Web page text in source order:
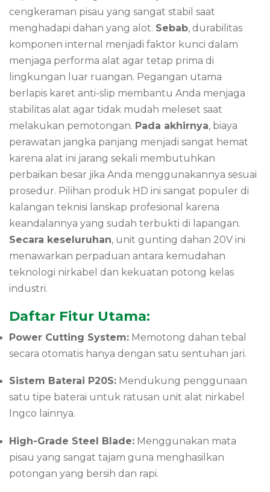
cengkeraman pisau yang sangat stabil saat
menghadapi dahan yang alot. Sebab, durabilitas
komponen internal menjadi faktor kunci dalam
menjaga performa alat agar tetap prima di
lingkungan luar ruangan. Pegangan utama
berlapis karet anti-slip membantu Anda menjaga
stabilitas alat agar tidak mudah meleset saat
melakukan pemotongan. Pada akhirnya, biaya
perawatan jangka panjang menjadi sangat hemat
karena alat ini jarang sekali membutuhkan
perbaikan besar jika Anda menggunakannya sesuai
prosedur. Pilihan produk HD ini sangat populer di
kalangan teknisi lanskap profesional karena
keandalannya yang sudah terbukti di lapangan.
Secara keseluruhan, unit gunting dahan 20V ini
menawarkan perpaduan antara kemudahan
teknologi nirkabel dan kekuatan potong kelas
industri.
Daftar Fitur Utama:
Power Cutting System: Memotong dahan tebal
secara otomatis hanya dengan satu sentuhan jari.
Sistem Baterai P20S: Mendukung penggunaan
satu tipe baterai untuk ratusan unit alat nirkabel
Ingco lainnya.
High-Grade Steel Blade: Menggunakan mata
pisau yang sangat tajam guna menghasilkan
potongan yang bersih dan rapi.